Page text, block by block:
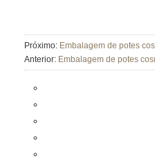
Próximo: Embalagem de potes
Anterior: Embalagem de potes